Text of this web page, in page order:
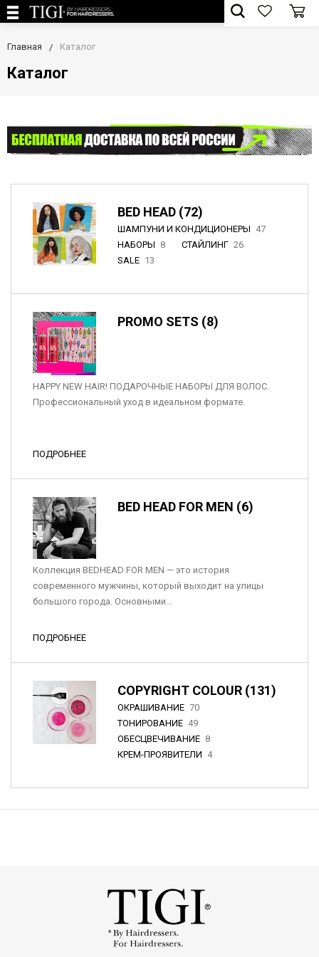
Главная Каталог
Каталог
BED HEAD (72)
ШАМПУНИ И КОНДИЦИОНЕРЫ 47
НАБОРЫ 8 СТАЙЛИНГ 26
SALE 13
PROMO SETS (8)
HAPPY NEW HAIR! ПОДАРОЧНЫЕ НАБОРЫ ДЛЯ ВОЛОС.
Профессиональный уход в идеальном формате.
ПОДРОБНЕЕ
BED HEAD FOR MEN (6)
Коллекция BEDHEAD FOR MEN — это история
современного мужчины, который выходит на улицы
большого города. Основными...
ПОДРОБНЕЕ
COPYRIGHT COLOUR (131)
ОКРАШИВАНИЕ 70
ТОНИРОВАНИЕ 49
ОБЕСЦВЕЧИВАНИЕ 8
КРЕМ-ПРОЯВИТЕЛИ 4